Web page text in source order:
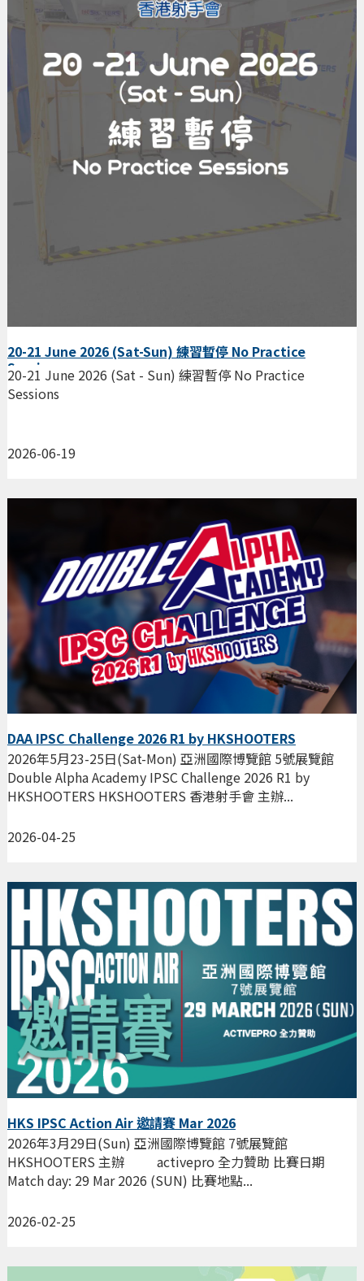
20-21 June 2026 (Sat-Sun) 練習暫停 No Practice
Sessions
2026-06-19
20-21 June 2026 (Sat - Sun) 練習暫停 No Practice
Sessions
DAA IPSC Challenge 2026 R1 by HKSHOOTERS
2026-04-25
2026年5月23-25日(Sat-Mon) 亞洲國際博覽館 5號展覽館
Double Alpha Academy IPSC Challenge 2026 R1 by
HKSHOOTERS HKSHOOTERS 香港射手會 主辦...
HKS IPSC Action Air 邀請賽 Mar 2026
2026-02-25
2026年3月29日(Sun) 亞洲國際博覽館 7號展覽館
HKSHOOTERS 主辦 activepro 全力贊助 比賽日期
Match day: 29 Mar 2026 (SUN) 比賽地點...